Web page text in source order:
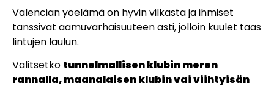
Valencian yöelämä on hyvin vilkasta ja ihmiset
tanssivat aamuvarhaisuuteen asti, jolloin kuulet taas
lintujen laulun.
Valitsetko tunnelmallisen klubin meren
rannalla, maanalaisen klubin vai viihtyisän